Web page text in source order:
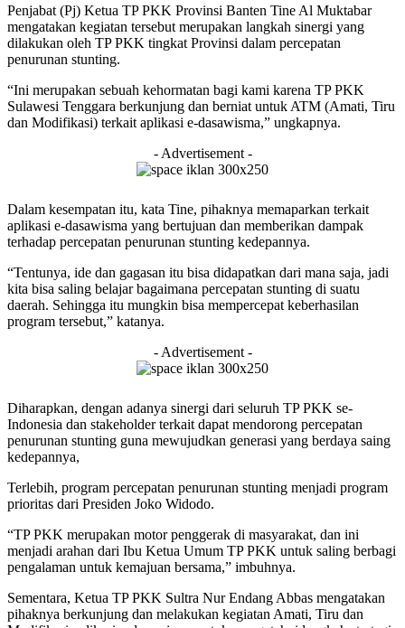
Penjabat (Pj) Ketua TP PKK Provinsi Banten Tine Al Muktabar
mengatakan kegiatan tersebut merupakan langkah sinergi yang
dilakukan oleh TP PKK tingkat Provinsi dalam percepatan
penurunan stunting.
“Ini merupakan sebuah kehormatan bagi kami karena TP PKK
Sulawesi Tenggara berkunjung dan berniat untuk ATM (Amati, Tiru
dan Modifikasi) terkait aplikasi e-dasawisma,” ungkapnya.
- Advertisement -
Dalam kesempatan itu, kata Tine, pihaknya memaparkan terkait
aplikasi e-dasawisma yang bertujuan dan memberikan dampak
terhadap percepatan penurunan stunting kedepannya.
“Tentunya, ide dan gagasan itu bisa didapatkan dari mana saja, jadi
kita bisa saling belajar bagaimana percepatan stunting di suatu
daerah. Sehingga itu mungkin bisa mempercepat keberhasilan
program tersebut,” katanya.
- Advertisement -
Diharapkan, dengan adanya sinergi dari seluruh TP PKK se-
Indonesia dan stakeholder terkait dapat mendorong percepatan
penurunan stunting guna mewujudkan generasi yang berdaya saing
kedepannya,
Terlebih, program percepatan penurunan stunting menjadi program
prioritas dari Presiden Joko Widodo.
“TP PKK merupakan motor penggerak di masyarakat, dan ini
menjadi arahan dari Ibu Ketua Umum TP PKK untuk saling berbagi
pengalaman untuk kemajuan bersama,” imbuhnya.
Sementara, Ketua TP PKK Sultra Nur Endang Abbas mengatakan
pihaknya berkunjung dan melakukan kegiatan Amati, Tiru dan